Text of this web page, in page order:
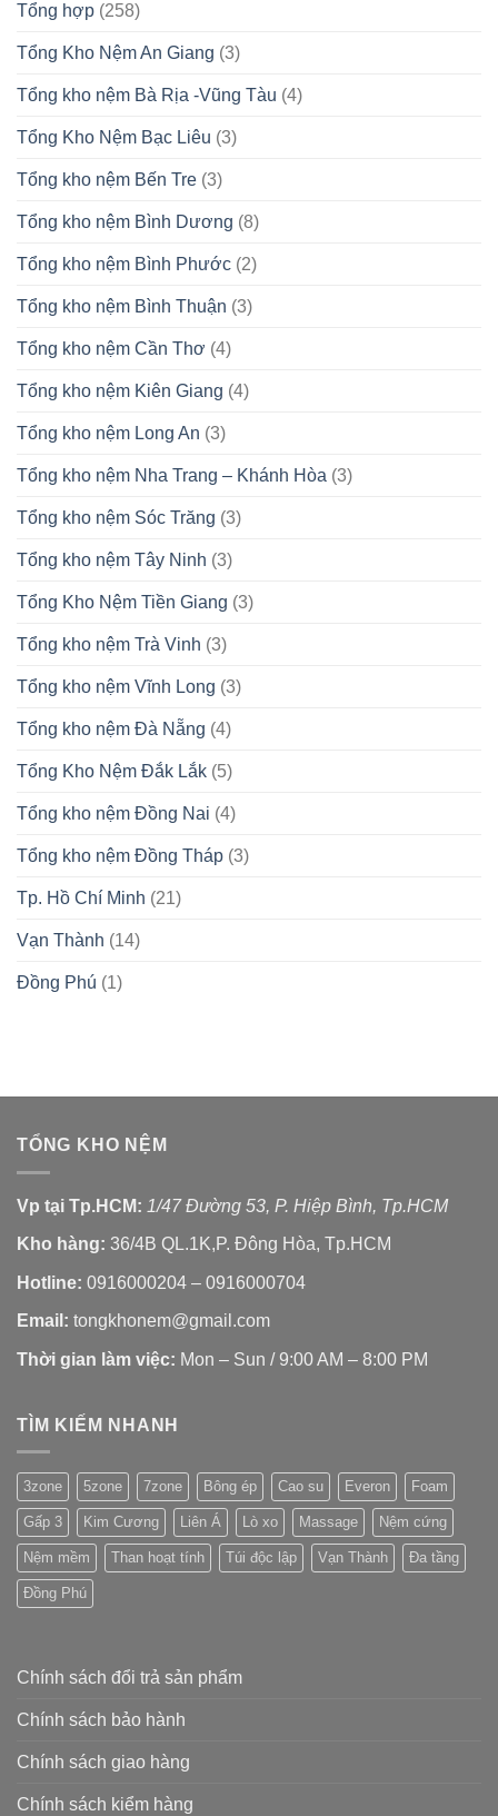
Tổng hợp (258)
Tổng Kho Nệm An Giang (3)
Tổng kho nệm Bà Rịa -Vũng Tàu (4)
Tổng Kho Nệm Bạc Liêu (3)
Tổng kho nệm Bến Tre (3)
Tổng kho nệm Bình Dương (8)
Tổng kho nệm Bình Phước (2)
Tổng kho nệm Bình Thuận (3)
Tổng kho nệm Cần Thơ (4)
Tổng kho nệm Kiên Giang (4)
Tổng kho nệm Long An (3)
Tổng kho nệm Nha Trang – Khánh Hòa (3)
Tổng kho nệm Sóc Trăng (3)
Tổng kho nệm Tây Ninh (3)
Tổng Kho Nệm Tiền Giang (3)
Tổng kho nệm Trà Vinh (3)
Tổng kho nệm Vĩnh Long (3)
Tổng kho nệm Đà Nẵng (4)
Tổng Kho Nệm Đắk Lắk (5)
Tổng kho nệm Đồng Nai (4)
Tổng kho nệm Đồng Tháp (3)
Tp. Hồ Chí Minh (21)
Vạn Thành (14)
Đồng Phú (1)
TỔNG KHO NỆM
Vp tại Tp.HCM: 1/47 Đường 53, P. Hiệp Bình, Tp.HCM
Kho hàng: 36/4B QL.1K,P. Đông Hòa, Tp.HCM
Hotline: 0916000204 – 0916000704
Email: tongkhonem@gmail.com
Thời gian làm việc: Mon – Sun / 9:00 AM – 8:00 PM
TÌM KIẾM NHANH
3zone 5zone 7zone Bông ép Cao su Everon Foam
Gấp 3 Kim Cương Liên Á Lò xo Massage Nệm cứng
Nệm mềm Than hoạt tính Túi độc lập Vạn Thành Đa tầng
Đồng Phú
Chính sách đổi trả sản phẩm
Chính sách bảo hành
Chính sách giao hàng
Chính sách kiểm hàng